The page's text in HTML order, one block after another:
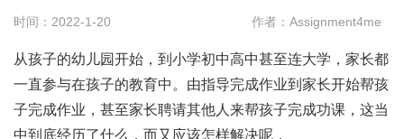
时间：2022-1-20 作者：Assignment4me
从孩子的幼儿园开始，到小学初中高中甚至连大学，家长都
一直参与在孩子的教育中。由指导完成作业到家长开始帮孩
子完成作业，甚至家长聘请其他人来帮孩子完成功课，这当
中到底经历了什么，而又应该怎样解决呢，